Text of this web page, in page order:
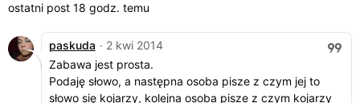
ostatni post 18 godz. temu
paskuda · 2 kwi 2014
Zabawa jest prosta.
Podaję słowo, a następna osoba pisze z czym jej to
słowo się kojarzy, kolejna osoba pisze z czym kojarzy